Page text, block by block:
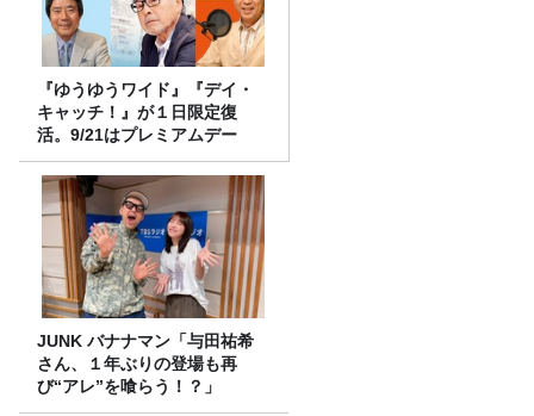
『ゆうゆうワイド』『デイ・
キャッチ！』が１日限定復
活。9/21はプレミアムデー
JUNK バナナマン「与田祐希
さん、１年ぶりの登場も再
び“アレ”を喰らう！？」